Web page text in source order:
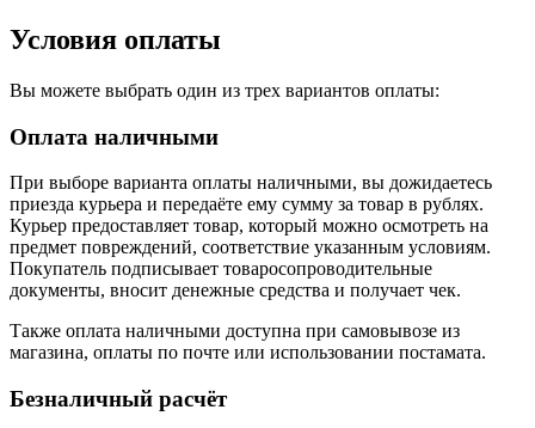
Условия оплаты
Вы можете выбрать один из трех вариантов оплаты:
Оплата наличными
При выборе варианта оплаты наличными, вы дожидаетесь
приезда курьера и передаёте ему сумму за товар в рублях.
Курьер предоставляет товар, который можно осмотреть на
предмет повреждений, соответствие указанным условиям.
Покупатель подписывает товаросопроводительные
документы, вносит денежные средства и получает чек.
Также оплата наличными доступна при самовывозе из
магазина, оплаты по почте или использовании постамата.
Безналичный расчёт